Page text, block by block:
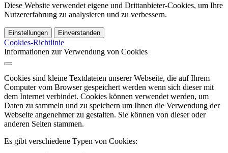
Diese Website verwendet eigene und Drittanbieter-Cookies, um Ihre
Nutzererfahrung zu analysieren und zu verbessern.
Einstellungen Einverstanden
Cookies-Richtlinie
Informationen zur Verwendung von Cookies
Cookies sind kleine Textdateien unserer Webseite, die auf Ihrem
Computer vom Browser gespeichert werden wenn sich dieser mit
dem Internet verbindet. Cookies können verwendet werden, um
Daten zu sammeln und zu speichern um Ihnen die Verwendung der
Webseite angenehmer zu gestalten. Sie können von dieser oder
anderen Seiten stammen.
Es gibt verschiedene Typen von Cookies: